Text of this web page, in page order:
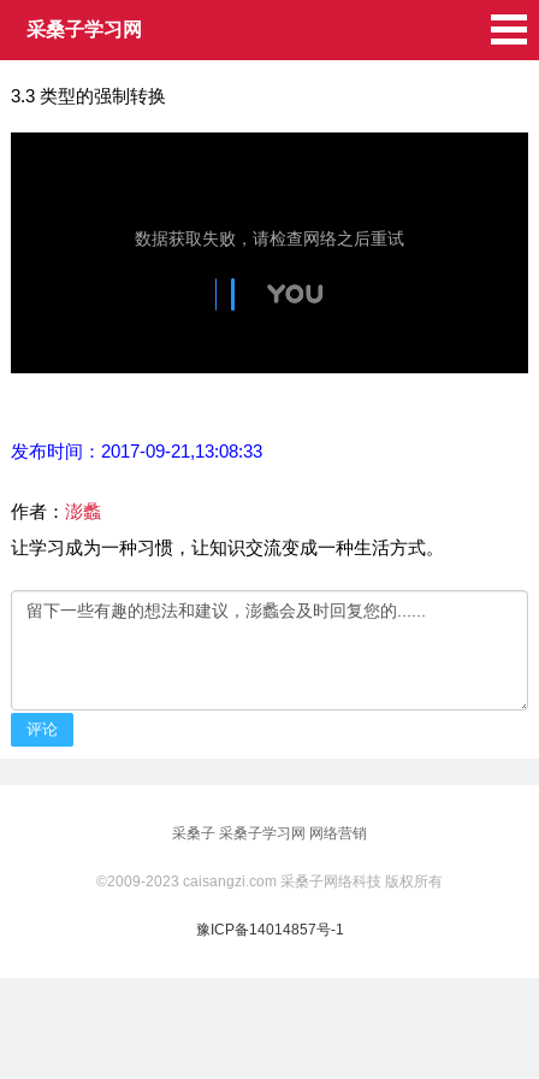
采桑子学习网
3.3 类型的强制转换
发布时间：2017-09-21,13:08:33
作者： 澎蠡
让学习成为一种习惯，让知识交流变成一种生活方式。
评论
采桑子 采桑子学习网 网络营销
©2009-2023 caisangzi.com 采桑子网络科技 版权所有
豫ICP备14014857号-1